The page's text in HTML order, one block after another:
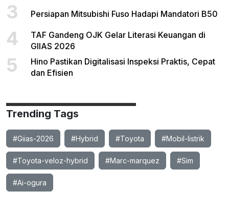
3 Persiapan Mitsubishi Fuso Hadapi Mandatori B50
4
TAF Gandeng OJK Gelar Literasi Keuangan di
GIIAS 2026
5
Hino Pastikan Digitalisasi Inspeksi Praktis, Cepat
dan Efisien
Trending Tags
#Giias-2026 #Hybrid #Toyota #Mobil-listrik
#Toyota-veloz-hybrid #Marc-marquez #Sim
#Ai-ogura